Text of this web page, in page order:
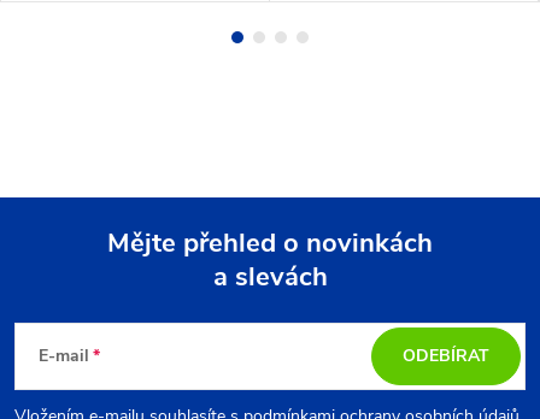
Mějte přehled o novinkách
a slevách
E-mail ODEBÍRAT